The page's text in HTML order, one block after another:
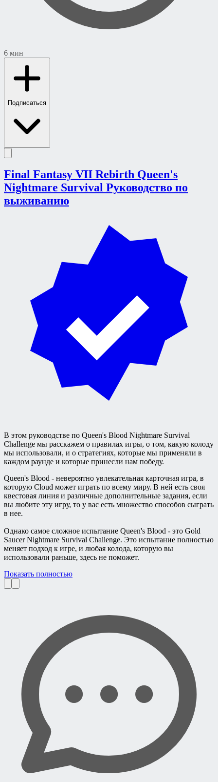
6 мин
Подписаться
Final Fantasy VII Rebirth Queen's
Nightmare Survival Руководство по
выживанию
В этом руководстве по Queen's Blood Nightmare Survival
Challenge мы расскажем о правилах игры, о том, какую колоду
мы использовали, и о стратегиях, которые мы применяли в
каждом раунде и которые принесли нам победу.
Queen's Blood - невероятно увлекательная карточная игра, в
которую Cloud может играть по всему миру. В ней есть своя
квестовая линия и различные дополнительные задания, если
вы любите эту игру, то у вас есть множество способов сыграть
в нее.
Однако самое сложное испытание Queen's Blood - это Gold
Saucer Nightmare Survival Challenge. Это испытание полностью
меняет подход к игре, и любая колода, которую вы
использовали раньше, здесь не поможет.
Показать полностью